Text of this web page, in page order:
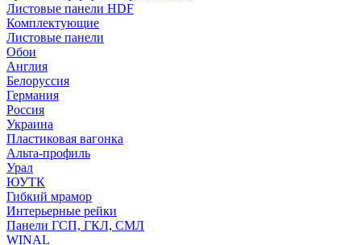
Листовые панели HDF
Комплектующие
Листовые панели
Обои
Англия
Белоруссия
Германия
Россия
Украина
Пластиковая вагонка
Альта-профиль
Урал
ЮУТК
Гибкий мрамор
Интерьерные рейки
Панели ГСП, ГКЛ, СМЛ
WINAL